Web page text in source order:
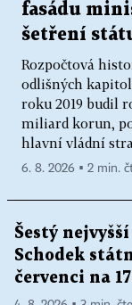
fasádu
šetření
Rozpočtová
odlišných
roku 2019 budil
miliard korun,
hlavní vládní
6. 8. 2026 ▪ 2 min.
Šestý
Schodek
červenci na